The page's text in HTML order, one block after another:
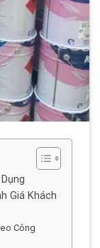
Giá Khách
Công